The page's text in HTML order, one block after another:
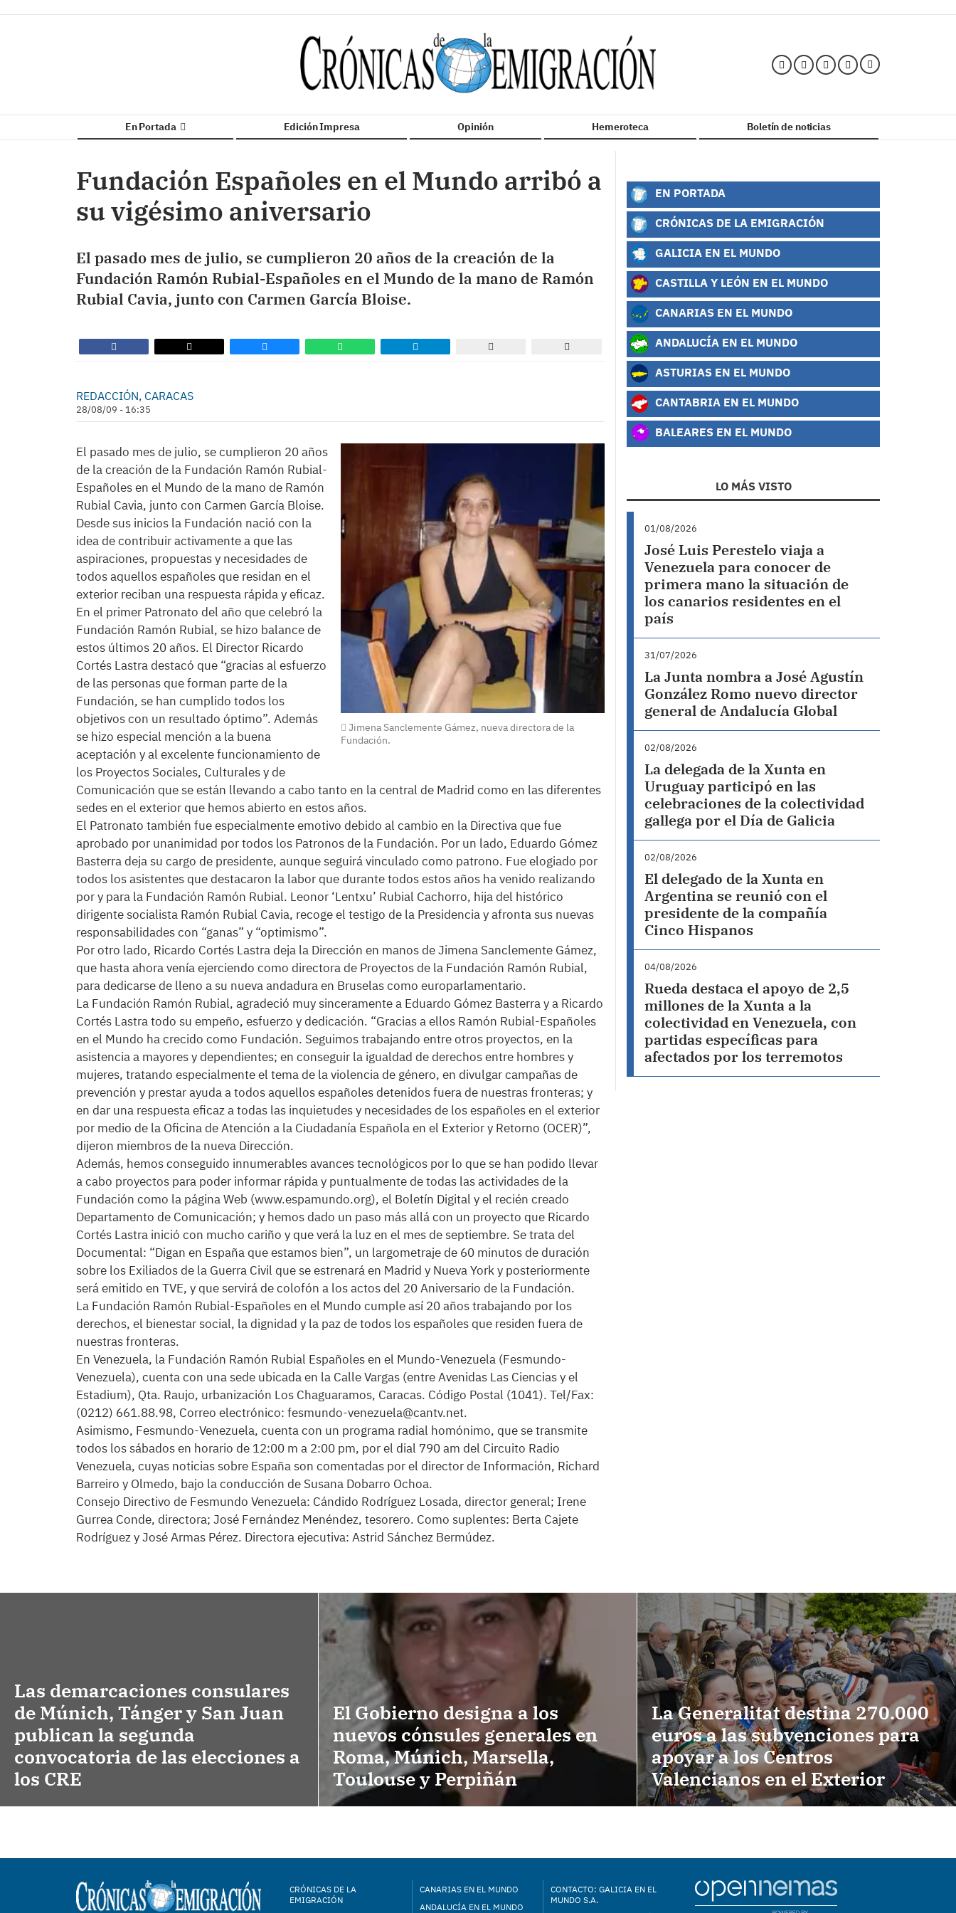
En Portada Edición Impresa Opinión Hemeroteca Boletín de noticias
Fundación Españoles en el Mundo arribó a
su vigésimo aniversario
El pasado mes de julio, se cumplieron 20 años de la creación de la
Fundación Ramón Rubial-Españoles en el Mundo de la mano de Ramón
Rubial Cavia, junto con Carmen García Bloise.
REDACCIÓN, CARACAS
28/08/09 - 16:35
Jimena Sanclemente Gámez, nueva directora de la
Fundación.
El pasado mes de julio, se cumplieron 20 años
de la creación de la Fundación Ramón Rubial-
Españoles en el Mundo de la mano de Ramón
Rubial Cavia, junto con Carmen García Bloise.
Desde sus inicios la Fundación nació con la
idea de contribuir activamente a que las
aspiraciones, propuestas y necesidades de
todos aquellos españoles que residan en el
exterior reciban una respuesta rápida y eficaz.
En el primer Patronato del año que celebró la
Fundación Ramón Rubial, se hizo balance de
estos últimos 20 años. El Director Ricardo
Cortés Lastra destacó que “gracias al esfuerzo
de las personas que forman parte de la
Fundación, se han cumplido todos los
objetivos con un resultado óptimo”. Además
se hizo especial mención a la buena
aceptación y al excelente funcionamiento de
los Proyectos Sociales, Culturales y de
Comunicación que se están llevando a cabo tanto en la central de Madrid como en las diferentes
sedes en el exterior que hemos abierto en estos años.
El Patronato también fue especialmente emotivo debido al cambio en la Directiva que fue
aprobado por unanimidad por todos los Patronos de la Fundación. Por un lado, Eduardo Gómez
Basterra deja su cargo de presidente, aunque seguirá vinculado como patrono. Fue elogiado por
todos los asistentes que destacaron la labor que durante todos estos años ha venido realizando
por y para la Fundación Ramón Rubial. Leonor ‘Lentxu’ Rubial Cachorro, hija del histórico
dirigente socialista Ramón Rubial Cavia, recoge el testigo de la Presidencia y afronta sus nuevas
responsabilidades con “ganas” y “optimismo”.
Por otro lado, Ricardo Cortés Lastra deja la Dirección en manos de Jimena Sanclemente Gámez,
que hasta ahora venía ejerciendo como directora de Proyectos de la Fundación Ramón Rubial,
para dedicarse de lleno a su nueva andadura en Bruselas como europarlamentario.
La Fundación Ramón Rubial, agradeció muy sinceramente a Eduardo Gómez Basterra y a Ricardo
Cortés Lastra todo su empeño, esfuerzo y dedicación. “Gracias a ellos Ramón Rubial-Españoles
en el Mundo ha crecido como Fundación. Seguimos trabajando entre otros proyectos, en la
asistencia a mayores y dependientes; en conseguir la igualdad de derechos entre hombres y
mujeres, tratando especialmente el tema de la violencia de género, en divulgar campañas de
prevención y prestar ayuda a todos aquellos españoles detenidos fuera de nuestras fronteras; y
en dar una respuesta eficaz a todas las inquietudes y necesidades de los españoles en el exterior
por medio de la Oficina de Atención a la Ciudadanía Española en el Exterior y Retorno (OCER)”,
dijeron miembros de la nueva Dirección.
Además, hemos conseguido innumerables avances tecnológicos por lo que se han podido llevar
a cabo proyectos para poder informar rápida y puntualmente de todas las actividades de la
Fundación como la página Web (www.espamundo.org), el Boletín Digital y el recién creado
Departamento de Comunicación; y hemos dado un paso más allá con un proyecto que Ricardo
Cortés Lastra inició con mucho cariño y que verá la luz en el mes de septiembre. Se trata del
Documental: “Digan en España que estamos bien”, un largometraje de 60 minutos de duración
sobre los Exiliados de la Guerra Civil que se estrenará en Madrid y Nueva York y posteriormente
será emitido en TVE, y que servirá de colofón a los actos del 20 Aniversario de la Fundación.
La Fundación Ramón Rubial-Españoles en el Mundo cumple así 20 años trabajando por los
derechos, el bienestar social, la dignidad y la paz de todos los españoles que residen fuera de
nuestras fronteras.
En Venezuela, la Fundación Ramón Rubial Españoles en el Mundo-Venezuela (Fesmundo-
Venezuela), cuenta con una sede ubicada en la Calle Vargas (entre Avenidas Las Ciencias y el
Estadium), Qta. Raujo, urbanización Los Chaguaramos, Caracas. Código Postal (1041). Tel/Fax:
(0212) 661.88.98, Correo electrónico: fesmundo-venezuela@cantv.net.
Asimismo, Fesmundo-Venezuela, cuenta con un programa radial homónimo, que se transmite
todos los sábados en horario de 12:00 m a 2:00 pm, por el dial 790 am del Circuito Radio
Venezuela, cuyas noticias sobre España son comentadas por el director de Información, Richard
Barreiro y Olmedo, bajo la conducción de Susana Dobarro Ochoa.
Consejo Directivo de Fesmundo Venezuela: Cándido Rodríguez Losada, director general; Irene
Gurrea Conde, directora; José Fernández Menéndez, tesorero. Como suplentes: Berta Cajete
Rodríguez y José Armas Pérez. Directora ejecutiva: Astrid Sánchez Bermúdez.
EN PORTADA
CRÓNICAS DE LA EMIGRACIÓN
GALICIA EN EL MUNDO
CASTILLA Y LEÓN EN EL MUNDO
CANARIAS EN EL MUNDO
ANDALUCÍA EN EL MUNDO
ASTURIAS EN EL MUNDO
CANTABRIA EN EL MUNDO
BALEARES EN EL MUNDO
LO MÁS VISTO
01/08/2026
José Luis Perestelo viaja a
Venezuela para conocer de
primera mano la situación de
los canarios residentes en el
país
31/07/2026
La Junta nombra a José Agustín
González Romo nuevo director
general de Andalucía Global
02/08/2026
La delegada de la Xunta en
Uruguay participó en las
celebraciones de la colectividad
gallega por el Día de Galicia
02/08/2026
El delegado de la Xunta en
Argentina se reunió con el
presidente de la compañía
Cinco Hispanos
04/08/2026
Rueda destaca el apoyo de 2,5
millones de la Xunta a la
colectividad en Venezuela, con
partidas específicas para
afectados por los terremotos
Las demarcaciones consulares
de Múnich, Tánger y San Juan
publican la segunda
convocatoria de las elecciones a
los CRE
El Gobierno designa a los
nuevos cónsules generales en
Roma, Múnich, Marsella,
Toulouse y Perpiñán
La Generalitat destina 270.000
euros a las subvenciones para
apoyar a los Centros
Valencianos en el Exterior
CRÓNICAS DE LA
EMIGRACIÓN
CANARIAS EN EL MUNDO
ANDALUCÍA EN EL MUNDO
CONTACTO: GALICIA EN EL
MUNDO S.A.